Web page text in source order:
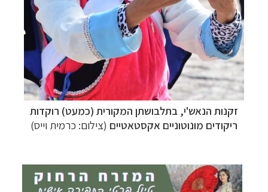
זקנות הנאש'י, בתלבושתן המקורית (כמעט) רוקדות
ריקודים מונוטוניים אקסטאטיים (צילום: כרמית וייס)
ההצעות »